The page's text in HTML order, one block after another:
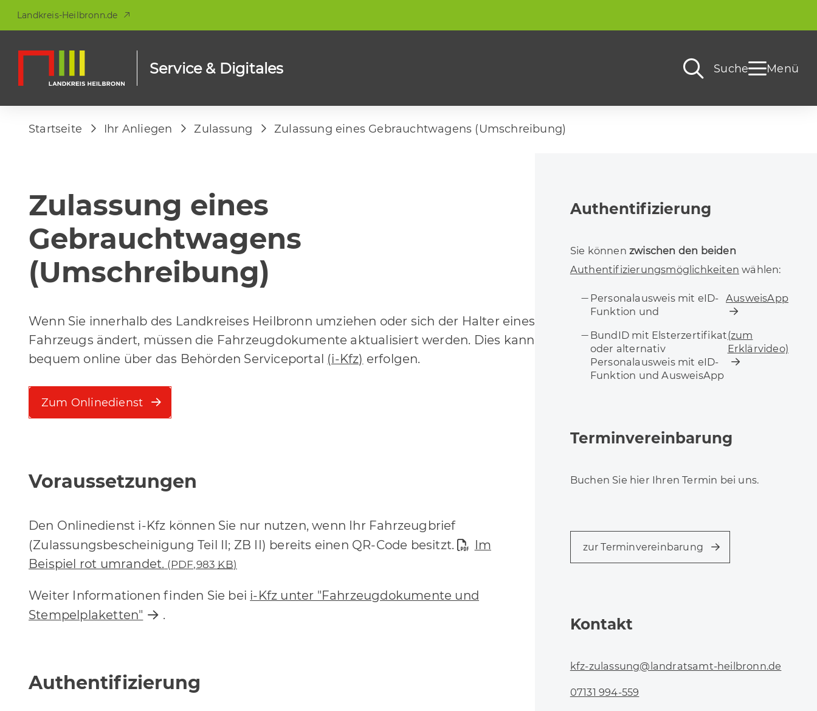
Landkreis-Heilbronn.de
Service & Digitales Suche Menü
Startseite Ihr Anliegen Zulassung Zulassung eines Gebrauchtwagens (Umschreibung)
Zulassung eines
Gebrauchtwagens
(Umschreibung)
Wenn Sie innerhalb des Landkreises Heilbronn umziehen oder sich der Halter eines
Fahrzeugs ändert, müssen die Fahrzeugdokumente aktualisiert werden. Dies kann
bequem online über das Behörden Serviceportal (i-Kfz) erfolgen.
Zum Onlinedienst
Voraussetzungen
Den Onlinedienst i-Kfz können Sie nur nutzen, wenn Ihr Fahrzeugbrief
(Zulassungsbescheinigung Teil II; ZB II) bereits einen QR-Code besitzt.
Im
Beispiel rot umrandet. (PDF,983 KB)
Weiter Informationen finden Sie bei i-Kfz unter "Fahrzeugdokumente und
Stempelplaketten"
.
Authentifizierung
Authentifizierung
Sie können zwischen den beiden
Authentifizierungsmöglichkeiten wählen:
Personalausweis mit eID-
Funktion und
AusweisApp
BundID mit Elsterzertifikat
oder alternativ
Personalausweis mit eID-
Funktion und AusweisApp
(zum
Erklärvideo)
Terminvereinbarung
Buchen Sie hier Ihren Termin bei uns.
zur Terminvereinbarung
Kontakt
kfz-zulassung@landratsamt-heilbronn.de
07131 994-559